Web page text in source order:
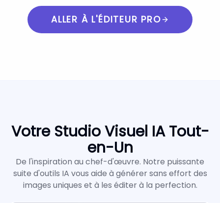
ALLER À L'ÉDITEUR PRO
Votre Studio Visuel IA Tout-
en-Un
De l'inspiration au chef-d'œuvre. Notre puissante
suite d'outils IA vous aide à générer sans effort des
images uniques et à les éditer à la perfection.